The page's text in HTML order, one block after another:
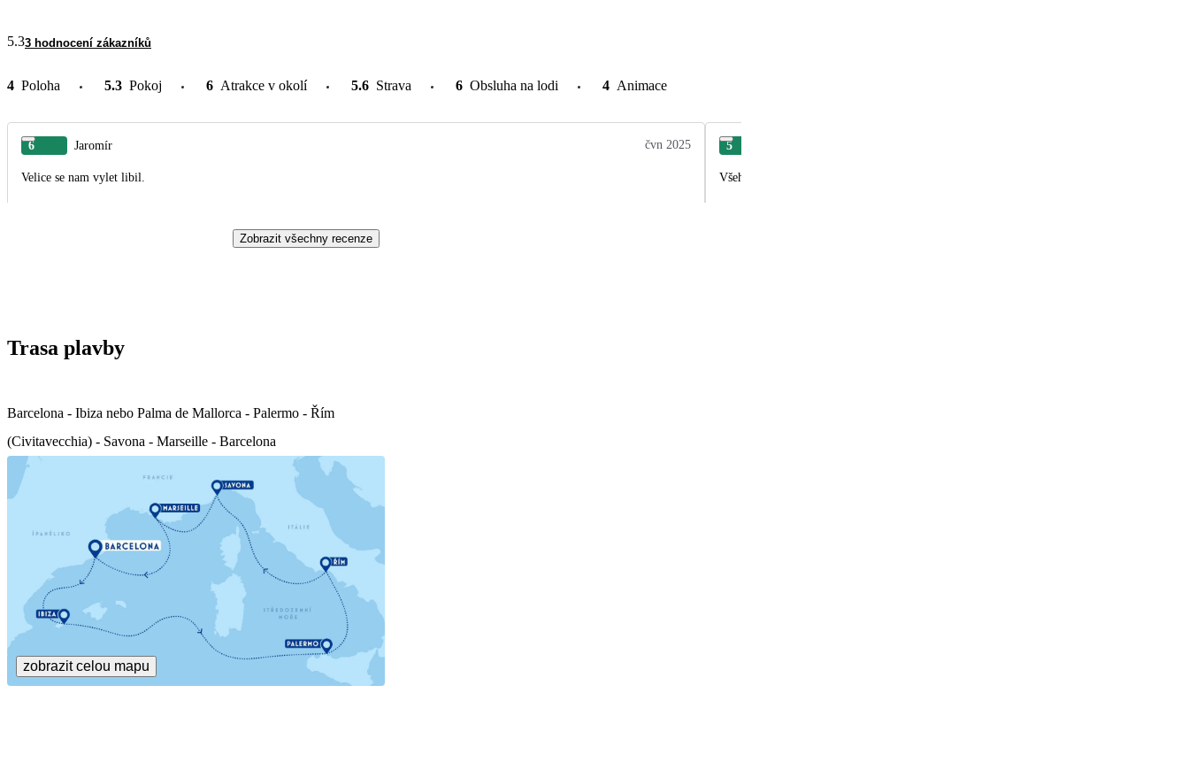
5.33 hodnocení zákazníků
4 Poloha 5.3 Pokoj 6 Atrakce v okolí 5.6 Strava 6 Obsluha na lodi 4 Animace
6 Jaromír čvn 2025
Velice se nam vylet libil.
5
Všeho bylo moc zaimave, proste super. Diktují moc krát
Zobrazit všechny recenze
Trasa plavby
Barcelona - Ibiza nebo Palma de Mallorca - Palermo - Řím
(Civitavecchia) - Savona - Marseille - Barcelona
zobrazit celou mapu